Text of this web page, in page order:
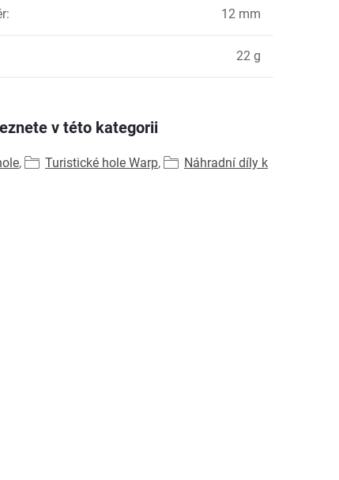
: 12 mm
22 g
v této kategorii
, Turistické hole Warp,
Náhradní díly k